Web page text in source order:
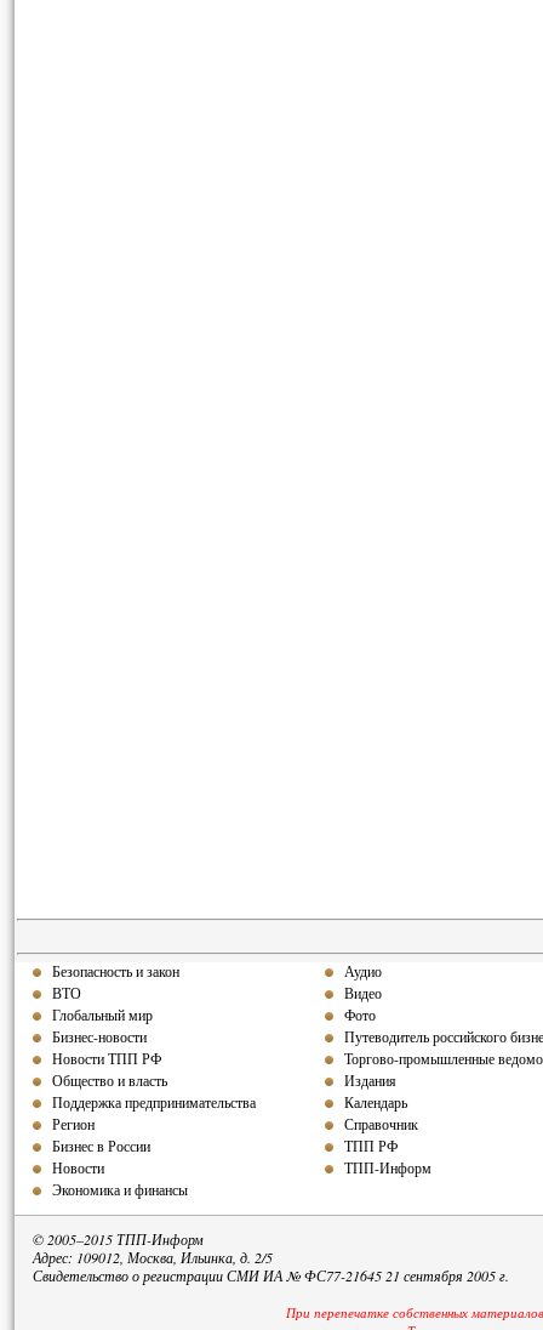
Безопасность и закон
ВТО
Глобальный мир
Бизнес-новости
Новости ТПП РФ
Общество и власть
Поддержка предпринимательства
Регион
Бизнес в России
Новости
Экономика и финансы
Аудио
Видео
Фото
Путеводитель российского
Торгово-промышленные
Издания
Календарь
Справочник
ТПП РФ
ТПП-Информ
© 2005–2015 ТПП-Информ
Адрес: 109012, Москва, Ильинка, д. 2/5
Свидетельство о регистрации СМИ ИА № ФС77-21645 21 сентября 2005 г.
При перепечатке собственных